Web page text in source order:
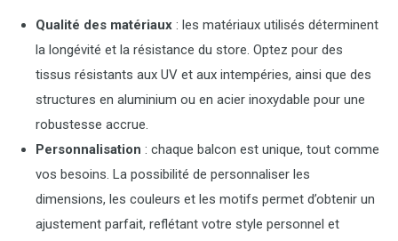
Qualité des matériaux : les matériaux utilisés déterminent
la longévité et la résistance du store. Optez pour des
tissus résistants aux UV et aux intempéries, ainsi que des
structures en aluminium ou en acier inoxydable pour une
robustesse accrue.
Personnalisation : chaque balcon est unique, tout comme
vos besoins. La possibilité de personnaliser les
dimensions, les couleurs et les motifs permet d’obtenir un
ajustement parfait, reflétant votre style personnel et